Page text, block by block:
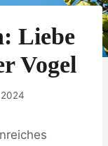
Liebe
Vogel